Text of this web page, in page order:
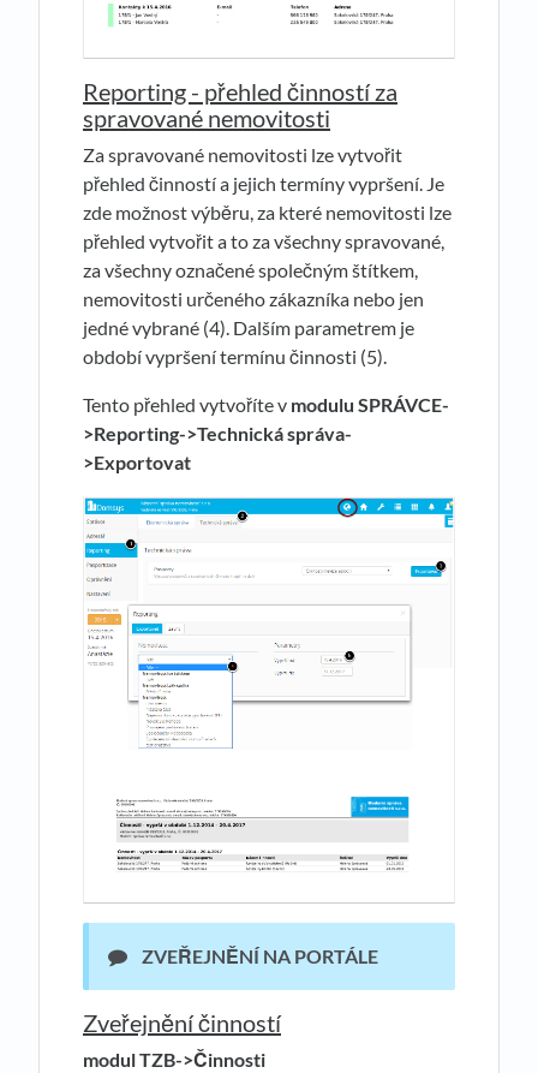
Reporting - přehled činností za
spravované nemovitosti
Za spravované nemovitosti lze vytvořit
přehled činností a jejich termíny vypršení. Je
zde možnost výběru, za které nemovitosti lze
přehled vytvořit a to za všechny spravované,
za všechny označené společným štítkem,
nemovitosti určeného zákazníka nebo jen
jedné vybrané (4). Dalším parametrem je
období vypršení termínu činnosti (5).
Tento přehled vytvoříte v modulu SPRÁVCE-
>Reporting->Technická správa-
>Exportovat
ZVEŘEJNĚNÍ NA PORTÁLE
Zveřejnění činností
modul TZB->Činnosti